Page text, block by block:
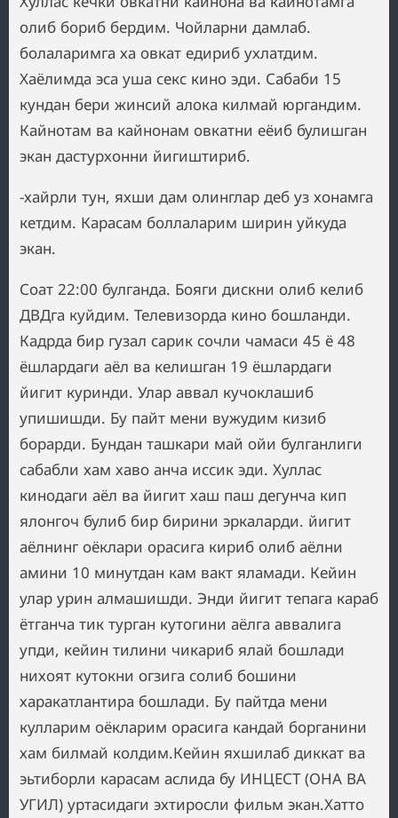
олиб бориб бердим. Чойларни дамлаб.
болаларимга ха овкат едириб ухлатдим.
Хаёлимда эса уша секс кино эди. Сабаби 15
кундан бери жинсий алока килмай юргандим.
Кайнотам ва кайнонам овкатни еёиб булишган
экан дастурхонни йигиштириб.
-хайрли тун, яхши дам олинглар деб уз хонамга
кетдим. Карасам боллаларим ширин уйкуда
экан.
Соат 22:00 булганда. Бояги дискни олиб келиб
ДВДга куйдим. Телевизорда кино бошланди.
Кадрда бир гузал сарик сочли чамаси 45 ё 48
ёшлардаги аёл ва келишган 19 ёшлардаги
йигит куринди. Улар аввал кучоклашиб
упишишди. Бу пайт мени вужудим кизиб
борарди. Бундан ташкари май ойи булганлиги
сабабли хам хаво анча иссик эди. Хуллас
кинодаги аёл ва йигит хаш паш дегунча кип
ялонгоч булиб бир бирини эркаларди. йигит
аёлнинг оёклари орасига кириб олиб аёлни
амини 10 минутдан кам вакт яламади. Кейин
улар урин алмашишди. Энди йигит тепага караб
ётганча тик турган кутогини аёлга аввалига
упди, кейин тилини чикариб ялай бошлади
нихоят кутокни огзига солиб бошини
харакатлантира бошлади. Бу пайтда мени
кулларим оёкларим орасига кандай борганини
хам билмай колдим.Кейин яхшилаб диккат ва
эьтиборли карасам аслида бу ИНЦЕСТ (ОНА ВА
УГИЛ) уртасидаги эхтиросли фильм экан.Хатто